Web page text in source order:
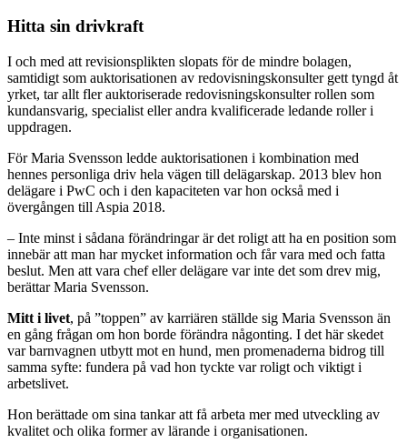
Hitta sin drivkraft
I och med att revisionsplikten slopats för de mindre bolagen,
samtidigt som auktorisationen av redovisningskonsulter gett tyngd åt
yrket, tar allt fler auktoriserade redovisningskonsulter rollen som
kundansvarig, specialist eller andra kvalificerade ledande roller i
uppdragen.
För Maria Svensson ledde auktorisationen i kombination med
hennes personliga driv hela vägen till delägarskap. 2013 blev hon
delägare i PwC och i den kapaciteten var hon också med i
övergången till Aspia 2018.
– Inte minst i sådana förändringar är det roligt att ha en position som
innebär att man har mycket information och får vara med och fatta
beslut. Men att vara chef eller delägare var inte det som drev mig,
berättar Maria Svensson.
Mitt i livet, på ”toppen” av karriären ställde sig Maria Svensson än
en gång frågan om hon borde förändra någonting. I det här skedet
var barnvagnen utbytt mot en hund, men promenaderna bidrog till
samma syfte: fundera på vad hon tyckte var roligt och viktigt i
arbetslivet.
Hon berättade om sina tankar att få arbeta mer med utveckling av
kvalitet och olika former av lärande i organisationen.